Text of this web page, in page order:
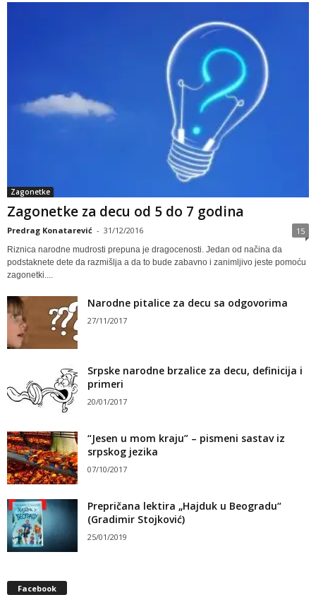
Zagonetke
Zagonetke za decu od 5 do 7 godina
Predrag Konatarević - 31/12/2016 15
Riznica narodne mudrosti prepuna je dragocenosti. Jedan od načina da
podstaknete dete da razmišlja a da to bude zabavno i zanimljivo jeste pomoću
zagonetki....
Narodne pitalice za decu sa odgovorima
27/11/2017
Srpske narodne brzalice za decu, definicija i
primeri
20/01/2017
“Jesen u mom kraju” – pismeni sastav iz
srpskog jezika
07/10/2017
Prepričana lektira „Hajduk u Beogradu“
(Gradimir Stojković)
25/01/2019
Facebook